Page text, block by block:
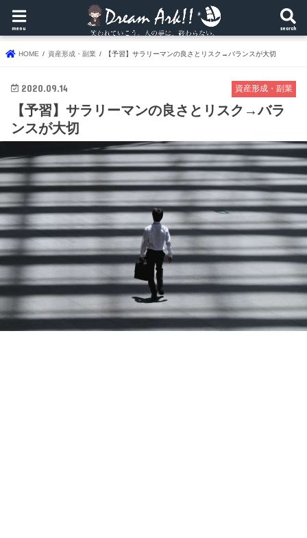
search
menu
HOME 資産形成・副業 【予習】サラリーマンの良さとリスク→バランスが大切
資産形成・副業
2020.09.14
【予習】サラリーマンの良さとリスク→バラ
ンスが大切